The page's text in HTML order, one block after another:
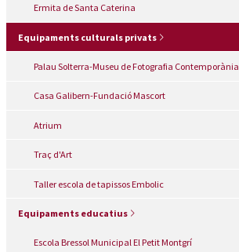
Ermita de Santa Caterina
Equipaments culturals privats
Palau Solterra-Museu de Fotografia Contemporània
Casa Galibern-Fundació Mascort
Atrium
Traç d'Art
Taller escola de tapissos Embolic
Equipaments educatius
Escola Bressol Municipal El Petit Montgrí